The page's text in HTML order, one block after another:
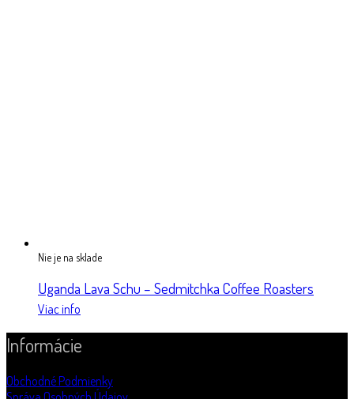
Nie je na sklade
Uganda Lava Schu – Sedmitchka Coffee Roasters
Viac info
Informácie
Obchodné Podmienky